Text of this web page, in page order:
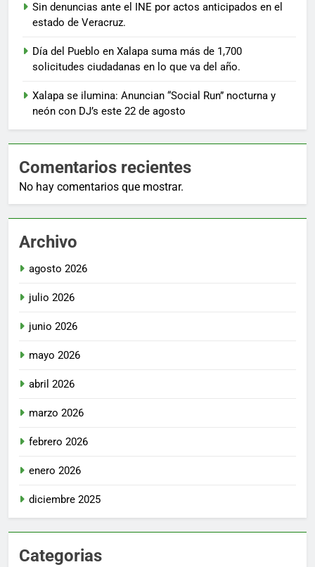
Sin denuncias ante el INE por actos anticipados en el
estado de Veracruz.
Día del Pueblo en Xalapa suma más de 1,700
solicitudes ciudadanas en lo que va del año.
Xalapa se ilumina: Anuncian “Social Run” nocturna y
neón con DJ’s este 22 de agosto
Comentarios recientes
No hay comentarios que mostrar.
Archivo
agosto 2026
julio 2026
junio 2026
mayo 2026
abril 2026
marzo 2026
febrero 2026
enero 2026
diciembre 2025
Categorias